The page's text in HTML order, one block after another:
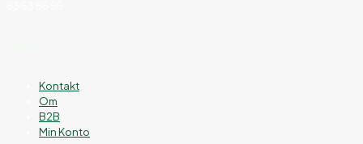
Kontakt
Om
B2B
Min Konto